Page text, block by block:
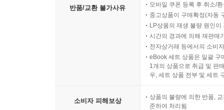
반품/교환 불가사유
모바일 쿠폰 등록 후 취소/
중고상품이 구매확정(자동
LP상품의 재생 불량 원인
시간의 경과에 의해 재판매
전자상거래 등에서의 소비
eBook 세트 상품은 일괄 구
1개의 상품으로 취급 및 판
우, 세트 상품 전부 및 세트
소비자 피해보상
상품의 불량에 의한 반품,
준하여 처리됨